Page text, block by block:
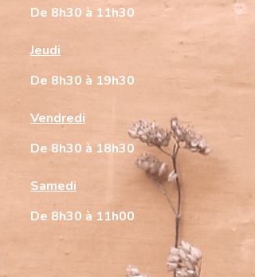
De 8h30 à 11h30
Jeudi
De 8h30 à 19h30
Vendredi
De 8h30 à 18h30
Samedi
De 8h30 à 11h00